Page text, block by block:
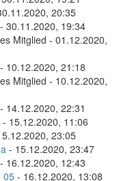
20:35
- 30.11.2020, 19:34
Mitglied - 01.12.2020,
- 10.12.2020, 21:18
Mitglied - 10.12.2020,
- 14.12.2020, 22:31
- 15.12.2020, 11:06
23:05
- 15.12.2020, 23:47
- 16.12.2020, 12:43
- 16.12.2020, 13:08